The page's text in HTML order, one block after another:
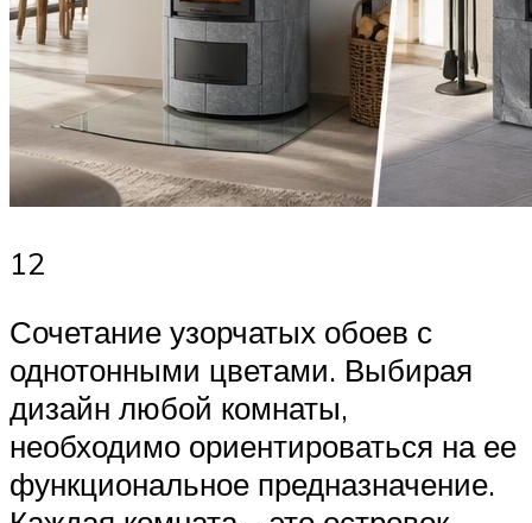
12
Сочетание узорчатых обоев с
однотонными цветами. Выбирая
дизайн любой комнаты,
необходимо ориентироваться на ее
функциональное предназначение.